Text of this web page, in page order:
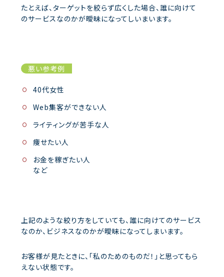
たとえば、ターゲットを絞らず広くした場合、誰に向けて
のサービスなのかが曖昧になってしいまいます。
悪い参考例
40代女性
Web集客ができない人
ライティングが苦手な人
痩せたい人
お金を稼ぎたい人
など
上記のような絞り方をしていても、誰に向けてのサービス
なのか、ビジネスなのかが曖昧になってしまいます。
お客様が見たときに、「私のためのものだ！」と思ってもら
えない状態です。